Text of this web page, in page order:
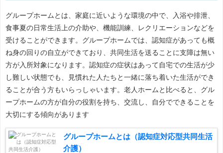
グループホームとは、家庭に近いような環境の中で、入浴や排泄、
食事夏の日常生活上の介助や、機能訓練、レクリエーションなどを
受けることができます。グループホームでは、認知症があっても概
ね身の回りの自立ができており、共同生活を送ることに支障は無い
方が入所対象になります。認知症の症状はあって自宅での生活が少
し難しい状態でも、見慣れた人たちと一緒に落ち着いた生活ができ
ることが合う方もいらっしゃいます。老人ホームと比べると、グル
ープホームの方が自分の役割を持ち、交流し、自分でできることを
大切にする傾向があります
グループホームとは（認知症対応型共同生活
介護）